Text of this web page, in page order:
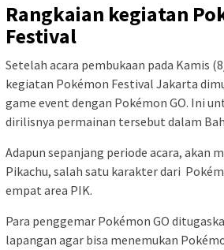
Rangkaian kegiatan
Festival
Setelah acara pembukaan pada Kamis
kegiatan Pokémon Festival Jakarta
game event dengan Pokémon GO. Ini
dirilisnya permainan tersebut dalam
Adapun sepanjang periode acara, akan
Pikachu, salah satu karakter dari
empat area PIK.
Para penggemar Pokémon GO
lapangan agar bisa menemukan